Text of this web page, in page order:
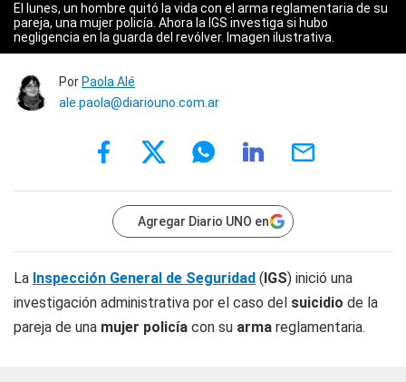
El lunes, un hombre quitó la vida con el arma reglamentaria de su
pareja, una mujer policía. Ahora la IGS investiga si hubo
negligencia en la guarda del revólver. Imagen ilustrativa.
Por Paola Alé
ale.paola@diariouno.com.ar
Agregar Diario UNO en
La Inspección General de Seguridad ( IGS) inició una
investigación administrativa por el caso del suicidio de la
pareja de una mujer policía con su arma reglamentaria.